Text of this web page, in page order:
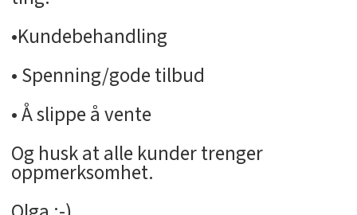
•Kundebehandling
• Spenning/gode tilbud
• Å slippe å vente
Og husk at alle kunder trenger
oppmerksomhet.